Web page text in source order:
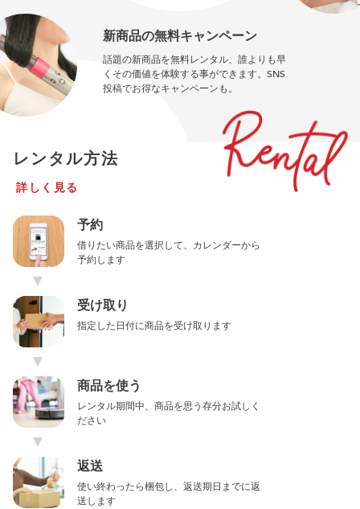
新商品の無料キャンペーン
話題の新商品を無料レンタル、誰よりも早
くその価値を体験する事ができます。SNS
投稿でお得なキャンペーンも。
レンタル方法
詳しく見る
予約
借りたい商品を選択して、カレンダーから
予約します
▼
受け取り
指定した日付に商品を受け取ります
▼
商品を使う
レンタル期間中、商品を思う存分お試しく
ださい
▼
返送
使い終わったら梱包し、返送期日までに返
送します